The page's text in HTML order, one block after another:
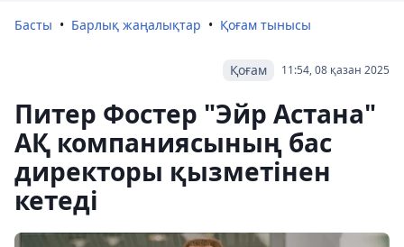
Басты Барлық жаңалықтар Қоғам тынысы
11:54, 08 қазан 2025
Қоғам
Питер Фостер "Эйр Астана"
АҚ компаниясының бас
директоры қызметінен
кетеді